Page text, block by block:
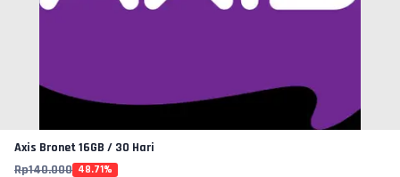
Axis Bronet 16GB / 30 Hari
Rp140.000 48.71%